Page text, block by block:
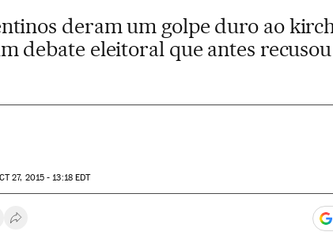
deram um golpe duro ao
debate eleitoral que antes recusou
27, 2015 - 13:18EDT
Whatsapp
en Facebook
en Twitter
Desplegar Redes Sociales